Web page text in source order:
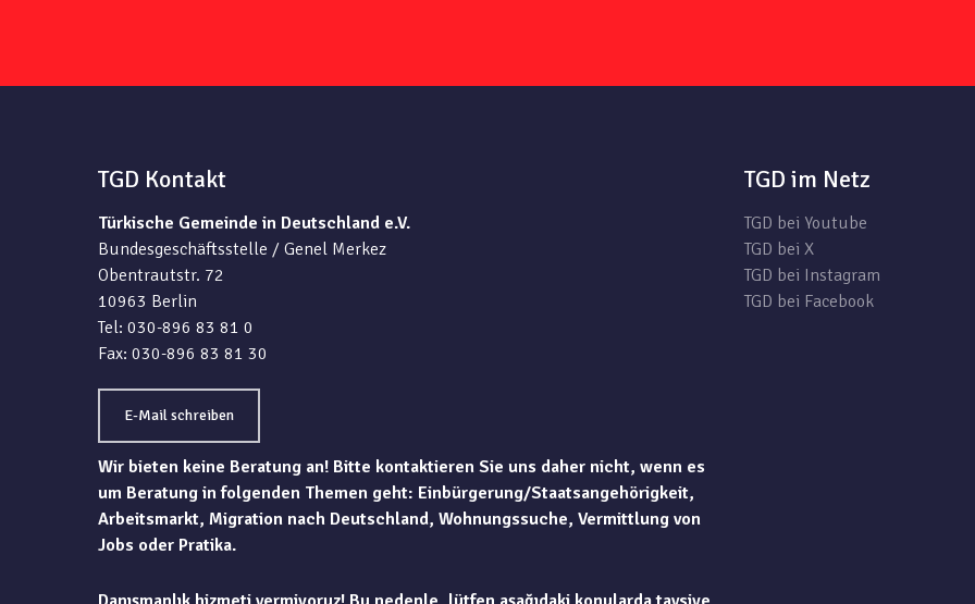
TGD Kontakt
Türkische Gemeinde in Deutschland e.V.
Bundesgeschäftsstelle / Genel Merkez
Obentrautstr. 72
10963 Berlin
Tel: 030-896 83 81 0
Fax: 030-896 83 81 30
E-Mail schreiben
Wir bieten keine Beratung an! Bitte kontaktieren Sie uns daher nicht, wenn es
um Beratung in folgenden Themen geht: Einbürgerung/Staatsangehörigkeit,
Arbeitsmarkt, Migration nach Deutschland, Wohnungssuche, Vermittlung von
Jobs oder Pratika.
TGD im Netz
TGD bei Youtube
TGD bei X
TGD bei Instagram
TGD bei Facebook